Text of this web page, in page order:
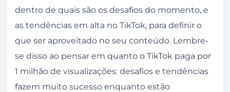
dentro de quais são os desafios do momento, e
as tendências em alta no TikTok, para definir o
que ser aproveitado no seu conteúdo. Lembre-
se disso ao pensar em quanto o TikTok paga por
1 milhão de visualizações: desafios e tendências
fazem muito sucesso enquanto estão